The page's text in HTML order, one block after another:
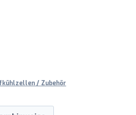
/ Zubehör